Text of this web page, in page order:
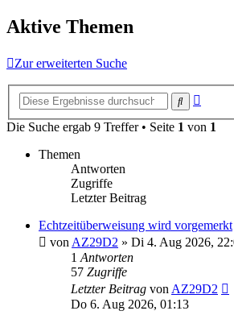
Aktive Themen
Zur erweiterten Suche
Suche
Die Suche ergab 9 Treffer • Seite 1 von 1
Themen
Antworten
Zugriffe
Letzter Beitrag
Echtzeitüberweisung wird vorgemerkt
von AZ29D2 » Di 4. Aug 2026,
1 Antworten
57 Zugriffe
Letzter Beitrag von AZ29D2
Do 6. Aug 2026, 01:13